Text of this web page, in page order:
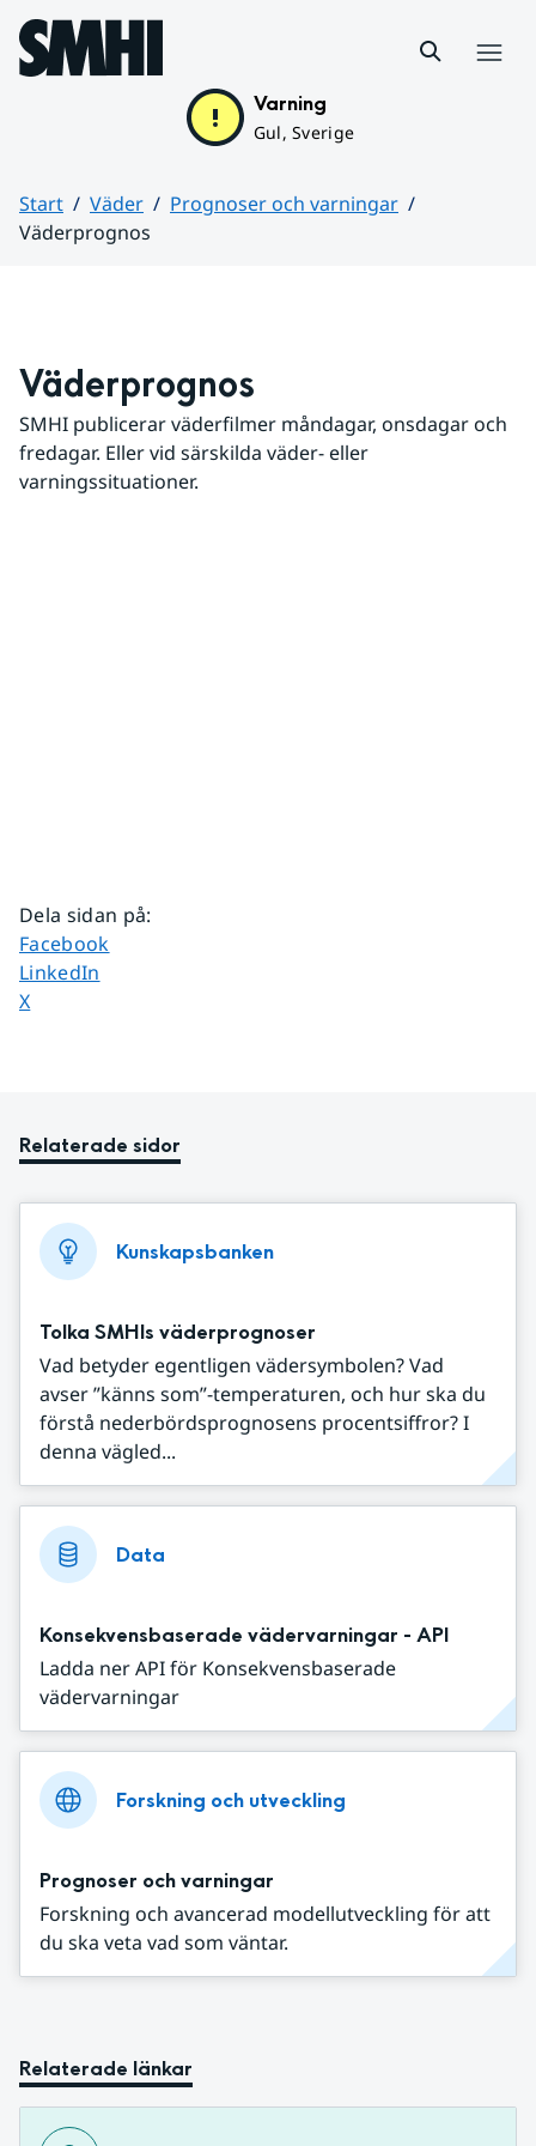
Hoppa till sidans innehåll
Varning
Gul, Sverige
Start Väder
Prognoser och varningar
Väderprognos
Väderprognos
SMHI publicerar väderfilmer måndagar, onsdagar och
fredagar. Eller vid särskilda väder- eller
varningssituationer.
Dela sidan på:
Dela sidan på
Facebook
Dela sidan på
LinkedIn
Dela sidan på
X
Relaterade sidor
Kunskapsbanken
Tolka SMHIs väderprognoser
Vad betyder egentligen vädersymbolen? Vad
avser ”känns som”-temperaturen, och hur ska du
förstå nederbördsprognosens procentsiffror? I
denna vägled...
Data
Konsekvensbaserade vädervarningar - API
Ladda ner API för Konsekvensbaserade
vädervarningar
Forskning och utveckling
Prognoser och varningar
Forskning och avancerad modellutveckling för att
du ska veta vad som väntar.
Relaterade länkar